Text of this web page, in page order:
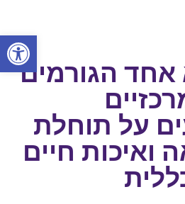
פתח
אחד הגורמים
על תוחלת
ואיכות חיים